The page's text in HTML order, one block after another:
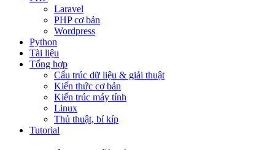
Laravel
PHP cơ bản
Wordpress
Python
Tài liệu
Tổng hợp
Cấu trúc dữ liệu & giải thuật
Kiến thức cơ bản
Kiến trúc máy tính
Linux
Thủ thuật, bí kíp
Tutorial